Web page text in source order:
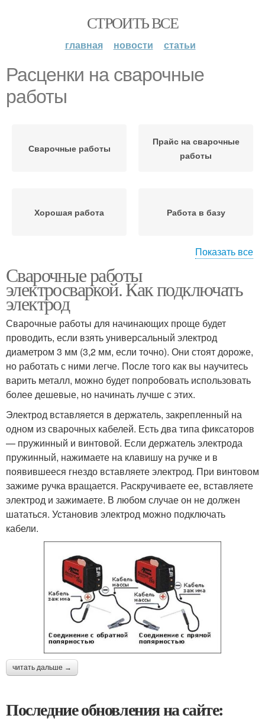
СТРОИТЬ ВСЕ
главная новости статьи
Расценки на сварочные
работы
Сварочные работы
Прайс на сварочные
работы
Хорошая работа Работа в базу
сварочные работы
Показать все
Сварочные работы
электросваркой. Как подключать
электрод
Сварочные работы для начинающих проще будет
проводить, если взять универсальный электрод
диаметром 3 мм (3,2 мм, если точно). Они стоят дороже,
но работать с ними легче. После того как вы научитесь
варить металл, можно будет попробовать использовать
более дешевые, но начинать лучше с этих.
Электрод вставляется в держатель, закрепленный на
одном из сварочных кабелей. Есть два типа фиксаторов
— пружинный и винтовой. Если держатель электрода
пружинный, нажимаете на клавишу на ручке и в
появившееся гнездо вставляете электрод. При винтовом
зажиме ручка вращается. Раскручиваете ее, вставляете
электрод и зажимаете. В любом случае он не должен
шататься. Установив электрод можно подключать
кабели.
читать дальше →
Последние обновления на сайте: